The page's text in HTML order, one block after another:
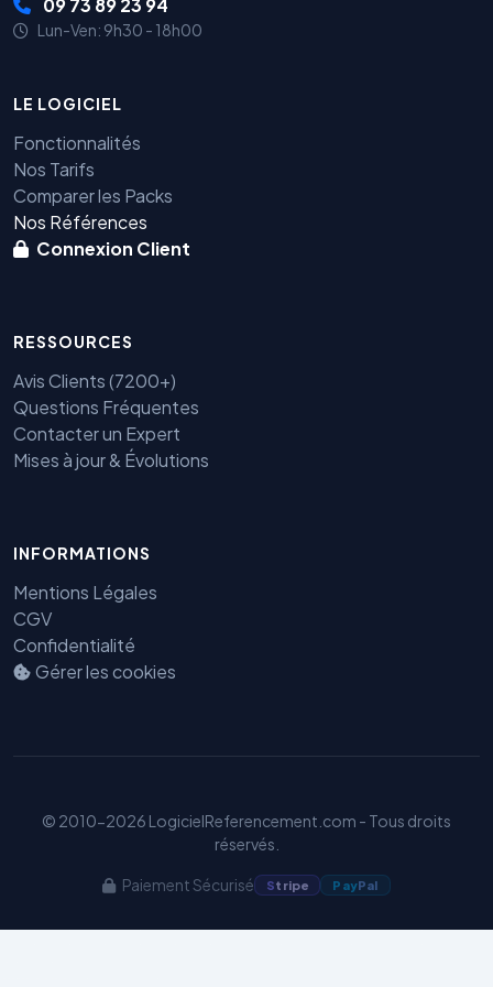
09 73 89 23 94
Lun-Ven: 9h30 - 18h00
LE LOGICIEL
Fonctionnalités
Nos Tarifs
Comparer les Packs
Nos Références
Connexion Client
RESSOURCES
Avis Clients (7200+)
Questions Fréquentes
Contacter un Expert
Mises à jour & Évolutions
INFORMATIONS
Mentions Légales
CGV
Confidentialité
Gérer les cookies
© 2010-2026 LogicielReferencement.com - Tous droits
réservés.
Paiement Sécurisé Stripe PayPal
Benjamin — Agent IA SEO &